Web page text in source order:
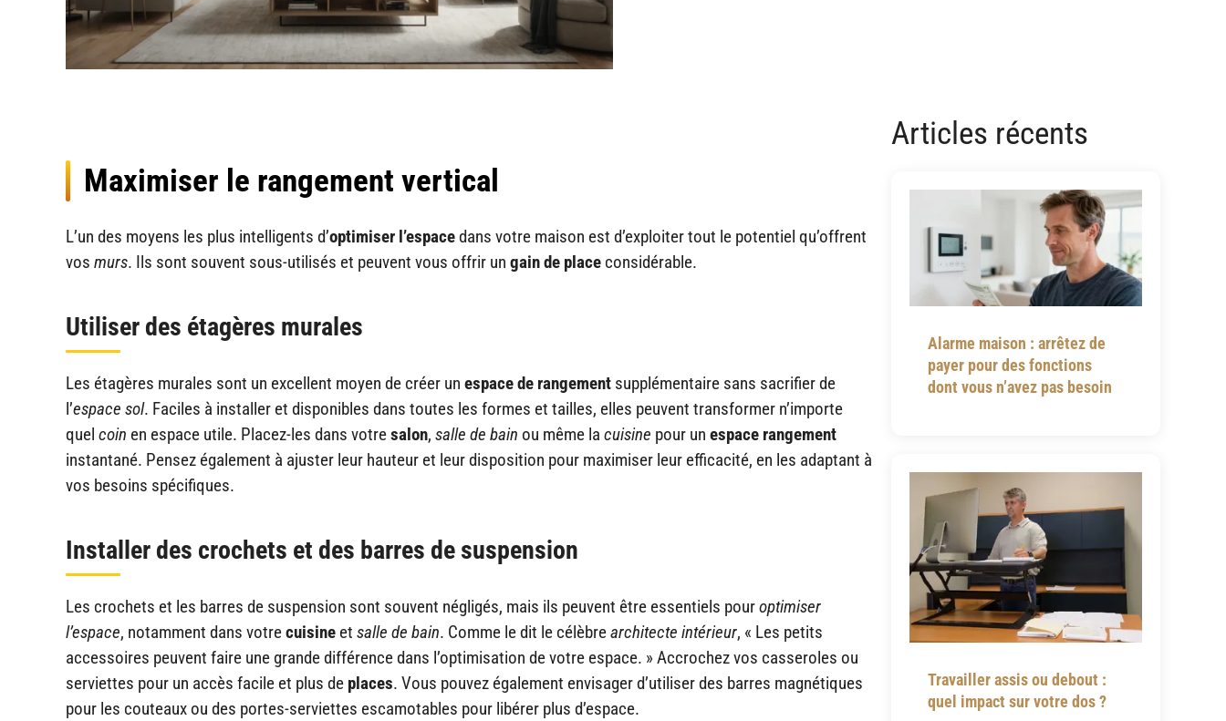
Maximiser le rangement vertical
L’un des moyens les plus intelligents d’optimiser l’espacedans votre maison est d’exploiter tout le potentiel qu’offrent
vos murs. Ils sont souvent sous-utilisés et peuvent vous offrir un gain de place considérable.
Utiliser des étagères murales
Les étagères murales sont un excellent moyen de créer un espace de rangement supplémentaire sans sacrifier de
l’espace sol. Faciles à installer et disponibles dans toutes les formes et tailles, elles peuvent transformer n’importe
quel coin en espace utile. Placez-les dans votresalon, salle de bain ou même la cuisine pour un espace rangement
instantané. Pensez également à ajuster leur hauteur et leur disposition pour maximiser leur efficacité, en les adaptant à
vos besoins spécifiques.
Installer des crochets et des barres de suspension
Les crochets et les barres de suspension sont souvent négligés, mais ils peuvent être essentiels pouroptimiser
l’espace, notamment dans votrecuisine et salle de bain. Comme le dit le célèbrearchitecte intérieur, « Les petits
accessoires peuvent faire une grande différence dans l’optimisation de votre espace. » Accrochez vos casseroles ou
serviettes pour un accès facile et plus de places. Vous pouvez également envisager d’utiliser des barres magnétiques
pour les couteaux ou des portes-serviettes escamotables pour libérer plus d’espace.
Articles récents
Alarme maison : arrêtez de
payer pour des fonctions
dont vous n’avez pas besoin
Travailler assis ou debout :
quel impact sur votre dos ?